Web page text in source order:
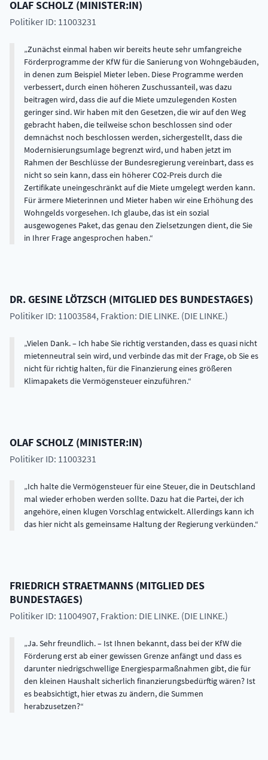
OLAFSCHOLZ (MINISTER:IN)
Politiker ID: 11003231
Zunächst einmal haben wir bereits heute sehr umfangreiche
Förderprogramme der KfW für die Sanierung von Wohngebäuden,
in denen zum Beispiel Mieter leben. Diese Programme werden
verbessert, durch einen höheren Zuschussanteil, was dazu
beitragen wird, dass die auf die Miete umzulegenden Kosten
geringer sind. Wir haben mit den Gesetzen, die wir auf den Weg
gebracht haben, die teilweise schon beschlossen sind oder
demnächst noch beschlossen werden, sichergestellt, dass die
Modernisierungsumlage begrenzt wird, und haben jetzt im
Rahmen der Beschlüsse der Bundesregierung vereinbart, dass es
nicht so sein kann, dass ein höherer CO2-Preis durch die
Zertifikate uneingeschränkt auf die Miete umgelegt werden kann.
Für ärmere Mieterinnen und Mieter haben wir eine Erhöhung des
Wohngelds vorgesehen. Ich glaube, das ist ein sozial
ausgewogenes Paket, das genau den Zielsetzungen dient, die Sie
in Ihrer Frage angesprochen haben.
DR.GESINE LÖTZSCH (MITGLIED DES BUNDESTAGES)
Politiker ID: 11003584, Fraktion: DIE LINKE. (DIE LINKE.)
Vielen Dank. – Ich habe Sie richtig verstanden, dass es quasi nicht
mietenneutral sein wird, und verbinde das mit der Frage, ob Sie es
nicht für richtig halten, für die Finanzierung eines größeren
Klimapakets die Vermögensteuer einzuführen.
OLAFSCHOLZ (MINISTER:IN)
Politiker ID: 11003231
Ich halte die Vermögensteuer für eine Steuer, die in Deutschland
mal wieder erhoben werden sollte. Dazu hat die Partei, der ich
angehöre, einen klugen Vorschlag entwickelt. Allerdings kann ich
das hier nicht als gemeinsame Haltung der Regierung verkünden.
FRIEDRICH STRAETMANNS (MITGLIED DES
BUNDESTAGES)
Politiker ID: 11004907, Fraktion: DIE LINKE. (DIE LINKE.)
Ja. Sehr freundlich. – Ist Ihnen bekannt, dass bei der KfW die
Förderung erst ab einer gewissen Grenze anfängt und dass es
darunter niedrigschwellige Energiesparmaßnahmen gibt, die für
den kleinen Haushalt sicherlich finanzierungsbedürftig wären? Ist
es beabsichtigt, hier etwas zu ändern, die Summen
herabzusetzen?